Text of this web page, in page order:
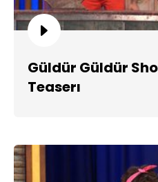
Güldür Güldür
Teaserı